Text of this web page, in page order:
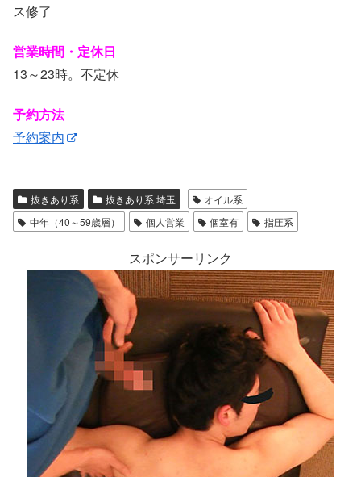
ス修了
営業時間・定休日
13～23時。不定休
予約方法
予約案内
抜きあり系 抜きあり系 埼玉
オイル系
中年（40～59歳層）
個人営業 個室有 指圧系
スポンサーリンク